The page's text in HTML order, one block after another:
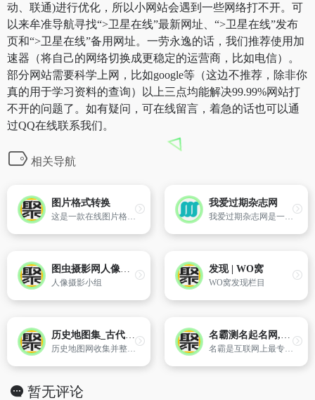
动、联通)进行优化，所以小网站会遇到一些网络打不开。可
以来牟准导航寻找“>卫星在线”最新网址、“>卫星在线”发布
页和“>卫星在线”备用网址。一劳永逸的话，我们推荐使用加
速器（将自己的网络切换成更稳定的运营商，比如电信）。
部分网站需要科学上网，比如google等（这边不推荐，除非你
真的用于学习资料的查询）以上三点均能解决99.99%网站打
不开的问题了。如有疑问，可在线留言，着急的话也可以通
过QQ在线联系我们。
相关导航
图片格式转换
这是一款在线图片格式转换工具,无需安装,完全免费！它可以迅速将.jpg转换成.gif、.png、.bmp的图片格式。支持.jpg .jpeg .gif .png .bmp此类图片格式之间互相转换。
我爱过期杂志网
我爱过期杂志网是一个专注于提供中文杂志在线阅读服务的网站，汇集了多种类型的杂志资源，包括但不限于百科知识、新民周刊、第一财经、环球人物、轻兵器、中小学心理健康教育和中国经济周刊等。
图虫摄影网人像摄影
人像摄影小组
发现 | WO窝
WO窝发现栏目
历史地图集_古代地图_历史地图网
历史地图网收集并整理的国内外历史地图集，包含了大量古代地图、舆图、古代战争地图、分省历史地图。"
名霸测名起名网,姓名测试打分,宝宝起名取名字大全,公司起名,免费起名测名,起名字_男孩_女孩
名霸是互联网上最专业、方便、好用的免费起名测名网站。提供最全面、好用的免费起名测名功能。包括:个人测名,个人起名,公司测名,公司起名等功能。
暂无评论